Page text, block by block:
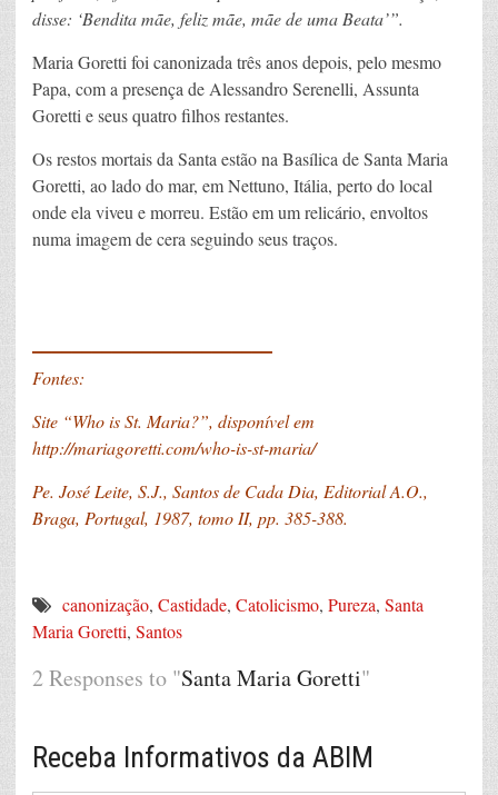
disse: ‘Bendita mãe, feliz mãe, mãe de uma Beata’”.
Maria Goretti foi canonizada três anos depois, pelo mesmo
Papa, com a presença de Alessandro Serenelli, Assunta
Goretti e seus quatro filhos restantes.
Os restos mortais da Santa estão na Basílica de Santa Maria
Goretti, ao lado do mar, em Nettuno, Itália, perto do local
onde ela viveu e morreu. Estão em um relicário, envoltos
numa imagem de cera seguindo seus traços.
Fontes:
Site “Who is St. Maria?”, disponível em
http://mariagoretti.com/who-is-st-maria/
Pe. José Leite, S.J., Santos de Cada Dia, Editorial A.O.,
Braga, Portugal, 1987, tomo II, pp. 385-388.
canonização, Castidade, Catolicismo, Pureza, Santa
Maria Goretti, Santos
2 Responses to "Santa Maria Goretti"
Receba Informativos da ABIM